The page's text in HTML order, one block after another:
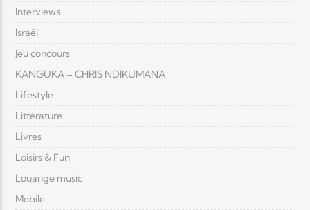
Interviews
Israël
Jeu concours
KANGUKA – CHRIS NDIKUMANA
Lifestyle
Littérature
Livres
Loisirs & Fun
Louange music
Mobile